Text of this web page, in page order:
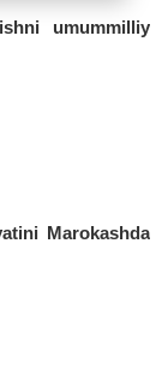
umummilliy
Marokashda